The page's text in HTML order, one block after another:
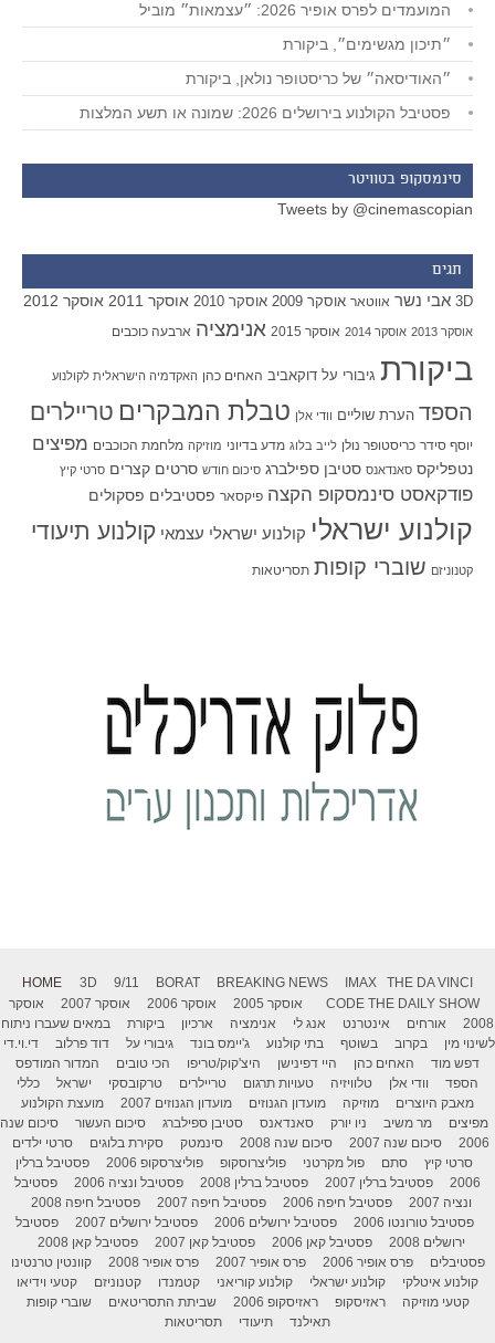
המועמדים לפרס אופיר 2026: ״עצמאות״ מוביל
״תיכון מגשימים״, ביקורת
״האודיסאה״ של כריסטופר נולאן, ביקורת
פסטיבל הקולנוע בירושלים 2026: שמונה או תשע המלצות
סינמסקופ בטוויטר
Tweets by @cinemascopian
תגים
3D אבי נשר אווטאר אוסקר 2009 אוסקר 2010 אוסקר 2011 אוסקר 2012
אוסקר 2013 אוסקר 2014 אוסקר 2015 אנימציה ארבעה כוכבים
ביקורת גיבורי על דוקאביב האחים כהן האקדמיה הישראלית לקולנוע
הספד הערת שוליים וודי אלן טבלת המבקרים טריילרים
יוסף סידר כריסטופר נולן לייב בלוג מדע בדיוני מוזיקה מלחמת הכוכבים מפיצים
נטפליקס סאנדאנס סטיבן ספילברג סיכום חודש סרטים קצרים סרטי קיץ
פודקאסט סינמסקופ הקצה פיקסאר פסטיבלים פסקולים
קולנוע ישראלי קולנוע ישראלי עצמאי קולנוע תיעודי
קטנוניזם שוברי קופות תסריטאות
HOME 3D 9/11 BORAT BREAKING NEWS IMAX
THE DA VINCI
CODE THE DAILY SHOW אוסקר 2005 אוסקר 2006 אוסקר 2007
אוסקר
2008
אורחים אינטרנט אנג לי אנימציה ארכיון ביקורת
במאים שעברו ניתוח
לשינוי מין
בקרוב בשוטף בתי קולנוע ג'יימס בונד גיבורי על דוד פרלוב
די.וי.די
דפש מוד
האחים כהן היי דפינישן היצ'קוק/טריפו הכי טובים
המדור המודפס
הספד
וודי אלן טלוויזיה טעויות תרגום טריילרים טרקובסקי ישראל
כללי
מאבק היוצרים
מוזיקה מועדון הגנוזים מועדון הגנוזים 2007
מועצת הקולנוע
מפיצים
מר משיב ניו יורק סאנדאנס סטיבן ספילברג סיכום העשור
סיכום שנה
2006
סיכום שנה 2007 סיכום שנה 2008 סינמטק סקירת בלוגים
סרטי ילדים
סרטי קיץ
סתם פול מקרטני פוליצרוסקופ פוליצרסקופ 2006
פסטיבל ברלין
2006
פסטיבל ברלין 2007 פסטיבל ברלין 2008 פסטיבל ונציה 2006
פסטיבל
ונציה 2007
פסטיבל חיפה 2006 פסטיבל חיפה 2007
פסטיבל חיפה 2008
פסטיבל טורונטו 2006
פסטיבל ירושלים 2006 פסטיבל ירושלים 2007
פסטיבל
ירושלים 2008
פסטיבל קאן 2006 פסטיבל קאן 2007
פסטיבל קאן 2008
פסטיבלים
פרס אופיר 2006 פרס אופיר 2007 פרס אופיר 2008
קוונטין טרנטינו
קולנוע איטלקי
קולנוע ישראלי קולנוע קוריאני קטמנדו קטנוניזם
קטעי וידיאו
קטעי מוזיקה
ראזיסקופ ראזיסקופ 2006 שביתת התסריטאים
שוברי קופות
תאילנד
תיעודי תסריטאות